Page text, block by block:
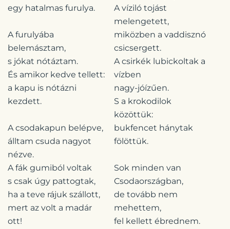
egy hatalmas furulya.
A furulyába
belemásztam,
s jókat nótáztam.
És amikor kedve tellett:
a kapu is nótázni
kezdett.
A csodakapun belépve,
álltam csuda nagyot
nézve.
A fák gumiból voltak
s csak úgy pattogtak,
ha a teve rájuk szállott,
mert az volt a madár
ott!
A víziló tojást
melengetett,
miközben a vaddisznó
csicsergett.
A csirkék lubickoltak a
vízben
nagy-jóízűen.
S a krokodilok
közöttük:
bukfencet hánytak
fölöttük.
Sok minden van
Csodaországban,
de tovább nem
mehettem,
fel kellett ébrednem.